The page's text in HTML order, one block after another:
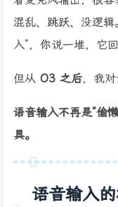
混乱、跳跃、没逻
入”，你说一堆，它
但从 O3 之后，我
语音输入不再是“偷
具。
语音输入